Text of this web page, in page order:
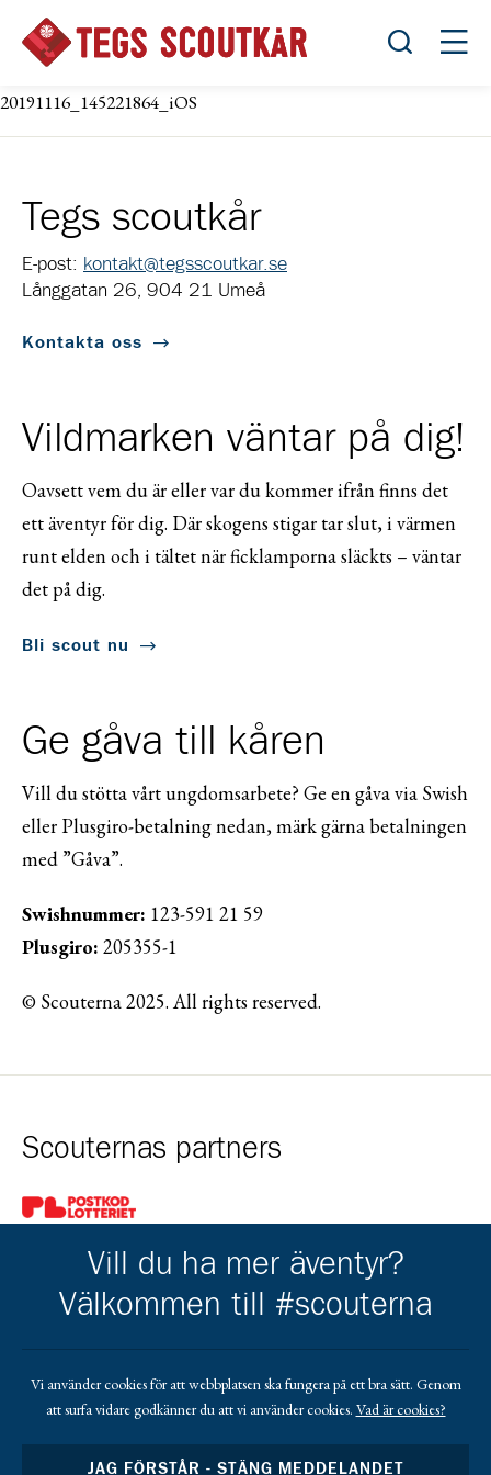
Öppna
20191116_145221864_iOS
Tegs scoutkår
E-post: kontakt@tegsscoutkar.se
Långgatan 26, 904 21 Umeå
Kontakta oss
Vildmarken väntar på dig!
Oavsett vem du är eller var du kommer ifrån finns det
ett äventyr för dig. Där skogens stigar tar slut, i värmen
runt elden och i tältet när ficklamporna släckts – väntar
det på dig.
Bli scout nu
Ge gåva till kåren
Vill du stötta vårt ungdomsarbete? Ge en gåva via Swish
eller Plusgiro-betalning nedan, märk gärna betalningen
med ”Gåva”.
Swishnummer: 123-591 21 59
Plusgiro: 205355-1
© Scouterna 2025. All rights reserved.
Scouternas partners
Gå till pl_50
Gå till https://www.mera.se/Gå till https://www.lansforsakringar.se/
Gå till https://
Vill du ha mer äventyr?
Välkommen till #scouterna
Vi använder cookies för att webbplatsen ska fungera på ett bra sätt. Genom
att surfa vidare godkänner du att vi använder cookies. Vad är cookies?
JAG FÖRSTÅR - STÄNG MEDDELANDET